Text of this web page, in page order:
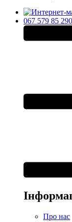
067 579 85 29
Про нас